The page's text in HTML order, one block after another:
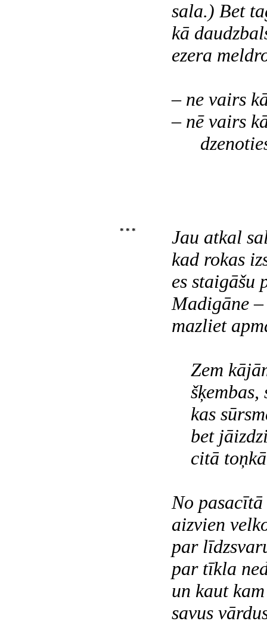
sala.) Bet
kā
ezera
– ne vairs
– nē vairs
dzenoties
* * *
Jau atkal
kad rokas
es staigāšu
Madigāne
mazliet
Zem
šķembas,
kas
bet
citā
No
aizvien
par
par tīkla
un kaut
savus